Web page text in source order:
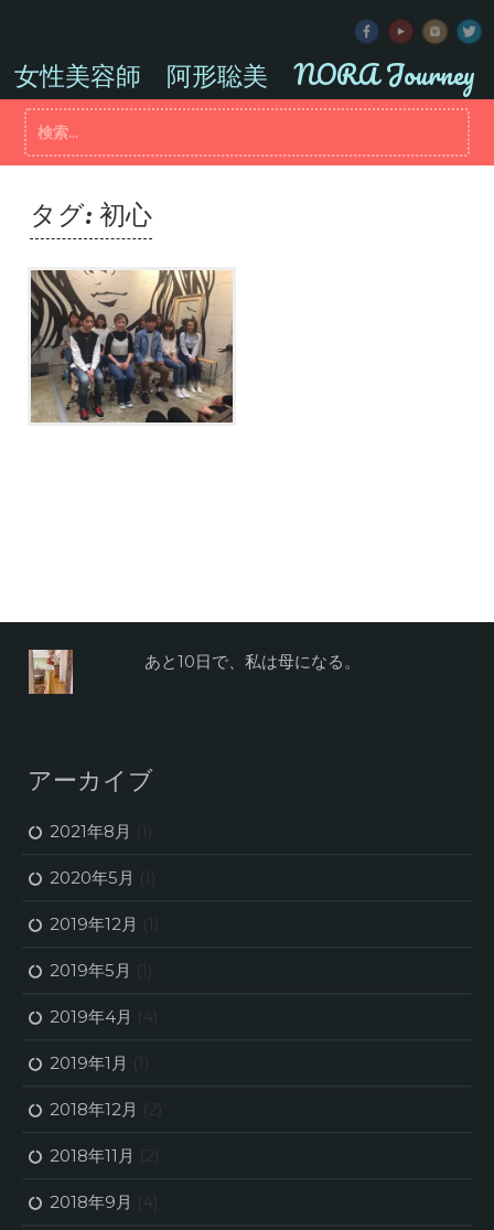
ツ
キ
女性美容師 阿形聡美 NORA Journey
タグ:初心
春うららかな。入社式。
あと10日で、私は母になる。
アーカイブ
2021年8月 (1)
2020年5月 (1)
2019年12月 (1)
2019年5月 (1)
2019年4月 (4)
2019年1月 (1)
2018年12月 (2)
2018年11月 (2)
2018年9月 (4)